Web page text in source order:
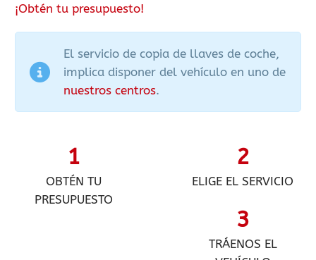
¡Obtén tu presupuesto!
El servicio de copia de llaves de coche,
implica disponer del vehículo en uno de
nuestros centros.
1
OBTÉN TU
PRESUPUESTO
2
ELIGE EL SERVICIO
3
TRÁENOS EL